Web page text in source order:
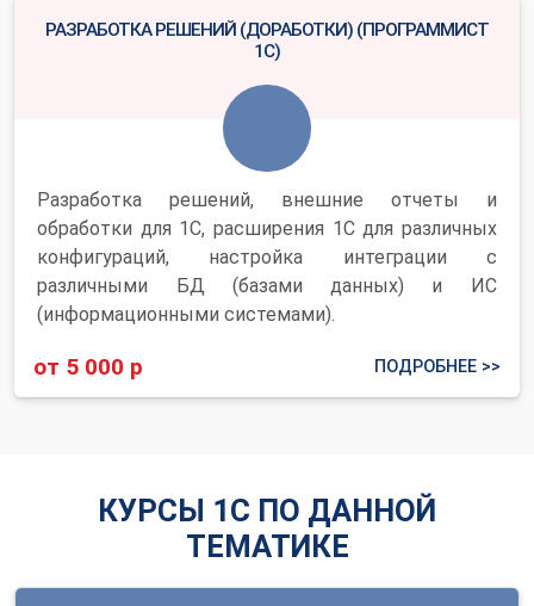
РАЗРАБОТКА РЕШЕНИЙ (ДОРАБОТКИ) (ПРОГРАММИСТ
1С)
Разработка решений, внешние отчеты и
обработки для 1С, расширения 1С для различных
конфигураций, настройка интеграции с
различными БД (базами данных) и ИС
(информационными системами).
от 5 000 р ПОДРОБНЕЕ >>
КУРСЫ 1С ПО ДАННОЙ
ТЕМАТИКЕ